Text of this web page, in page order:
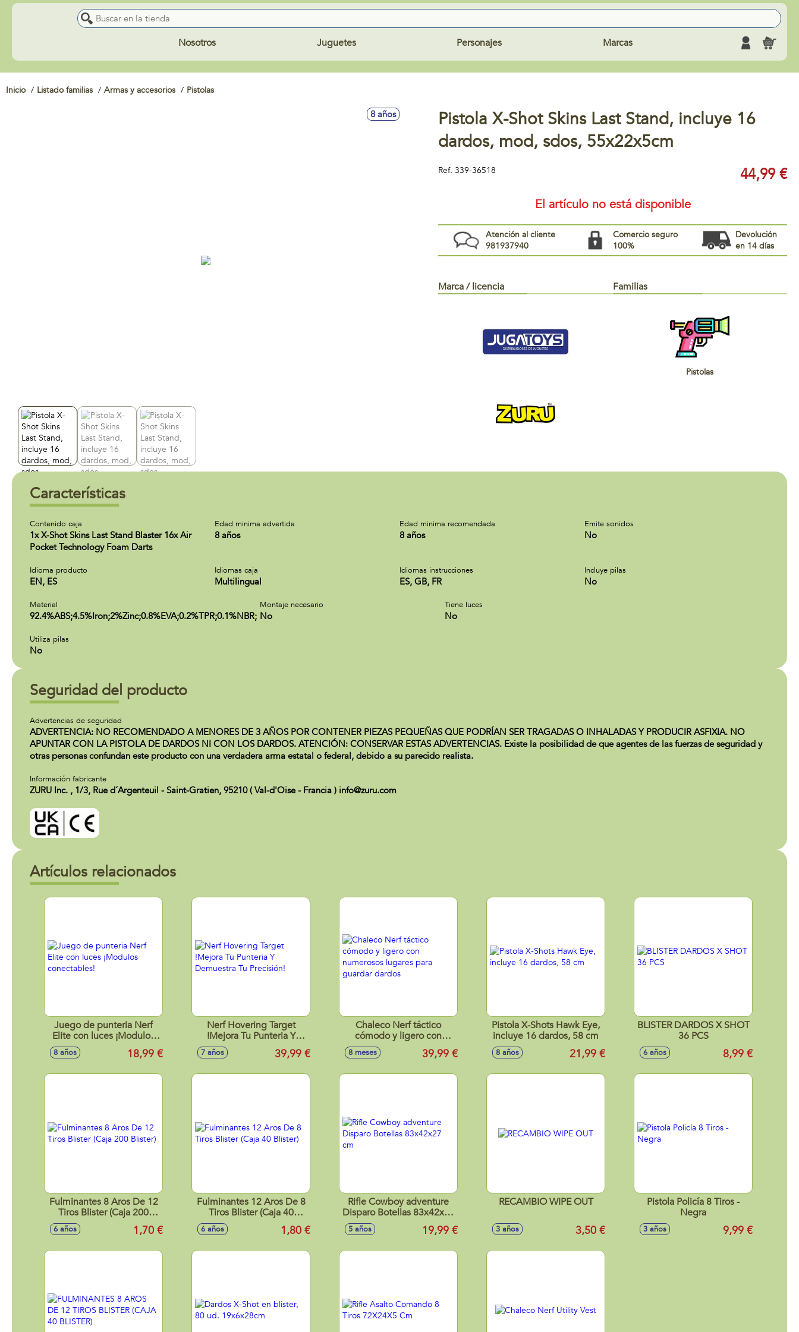
Nosotros Juguetes Personajes Marcas
Inicio Listado familias Armas y accesorios Pistolas
8 años
Pistola X-Shot Skins Last Stand, incluye 16
dardos, mod, sdos, 55x22x5cm
Ref. 339-36518 44,99 €
El artículo no está disponible
Atención al cliente
981937940
Comercio seguro
100%
Devolución
en 14 días
Marca / licencia Familias
Pistolas
Características
Contenido caja
1x X-Shot Skins Last Stand Blaster 16x Air
Pocket Technology Foam Darts
Edad minima advertida
8 años
Edad minima recomendada
8 años
Emite sonidos
No
Idioma producto
EN, ES
Idiomas caja
Multilingual
Idiomas instrucciones
ES, GB, FR
Incluye pilas
No
Material
92.4%ABS;4.5%Iron;2%Zinc;0.8%EVA;0.2%TPR;0.1%NBR;
Montaje necesario
No
Tiene luces
No
Utiliza pilas
No
Seguridad del producto
Advertencias de seguridad
ADVERTENCIA: NO RECOMENDADO A MENORES DE 3 AÑOS POR CONTENER PIEZAS PEQUEÑAS QUE PODRÍAN SER TRAGADAS O INHALADAS Y PRODUCIR ASFIXIA. NO
APUNTAR CON LA PISTOLA DE DARDOS NI CON LOS DARDOS. ATENCIÓN: CONSERVAR ESTAS ADVERTENCIAS. Existe la posibilidad de que agentes de las fuerzas de seguridad y
otras personas confundan este producto con una verdadera arma estatal o federal, debido a su parecido realista.
Información fabricante
ZURU Inc. , 1/3, Rue d´Argenteuil - Saint-Gratien, 95210 ( Val-d'Oise - Francia ) info@zuru.com
Artículos relacionados
Juego de punteria Nerf
Elite con luces ¡Modulos
conectables!
8 años 18,99 €
Nerf Hovering Target
!Mejora Tu Punteria Y
Demuestra Tu Precisión!
7 años 39,99 €
Chaleco Nerf táctico
cómodo y ligero con
numerosos lugares para
guardar dardos
8 meses 39,99 €
Pistola X-Shots Hawk Eye,
incluye 16 dardos, 58 cm
8 años 21,99 €
BLISTER DARDOS X SHOT
36 PCS
6 años 8,99 €
Fulminantes 8 Aros De 12
Tiros Blister (Caja 200
6 años 1,70 €
Fulminantes 12 Aros De 8
Tiros Blister (Caja 40
6 años 1,80 €
Rifle Cowboy adventure
Disparo Botellas 83x42x27
5 años 19,99 €
RECAMBIO WIPE OUT
3 años 3,50 €
Pistola Policía 8 Tiros -
Negra
3 años 9,99 €